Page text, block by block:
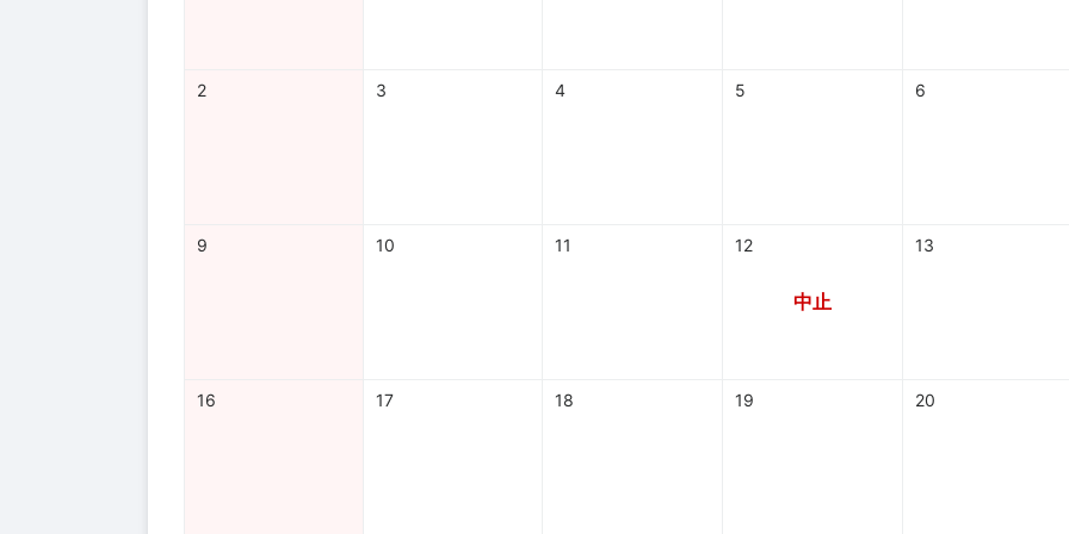
2 3 4 5 6
9 10 11 12
中止
13
16 17 18 19 20